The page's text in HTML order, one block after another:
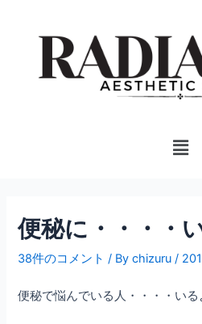
Menu
便秘に・・・・
38件のコメント / Bychizuru/
便秘で悩んでいる人・・・・いる
ビ
ゲ